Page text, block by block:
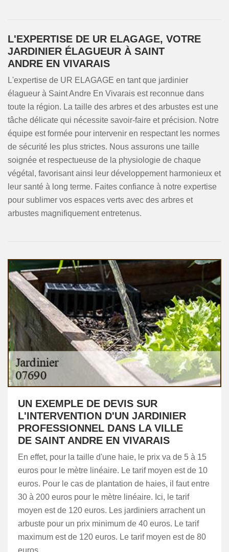
L'EXPERTISE DE UR ELAGAGE, VOTRE
JARDINIER ÉLAGUEUR À SAINT
ANDRE EN VIVARAIS
L'expertise de UR ELAGAGE en tant que jardinier
élagueur à Saint Andre En Vivarais est reconnue dans
toute la région. La taille des arbres et des arbustes est une
tâche délicate qui nécessite savoir-faire et précision. Notre
équipe est formée pour intervenir en respectant les normes
de sécurité les plus strictes. Nous assurons une taille
soignée et respectueuse de la physiologie de chaque
végétal, favorisant ainsi leur développement harmonieux et
leur santé à long terme. Faites confiance à notre expertise
pour sublimer vos espaces verts avec des arbres et
arbustes magnifiquement entretenus.
UN EXEMPLE DE DEVIS SUR
L'INTERVENTION D'UN JARDINIER
PROFESSIONNEL DANS LA VILLE
DE SAINT ANDRE EN VIVARAIS
En effet, pour la taille d'une haie, le prix va de 5 à 15
euros pour le mètre linéaire. Le tarif moyen est de 10
euros. Pour le cas de plantation de haies, il faut entre
30 à 200 euros pour le mètre linéaire. Ici, le tarif
moyen est de 120 euros. Les jardiniers arrachent un
arbuste pour un prix minimum de 40 euros. Le tarif
maximum est de 120 euros. Le tarif moyen est de 80
euros.